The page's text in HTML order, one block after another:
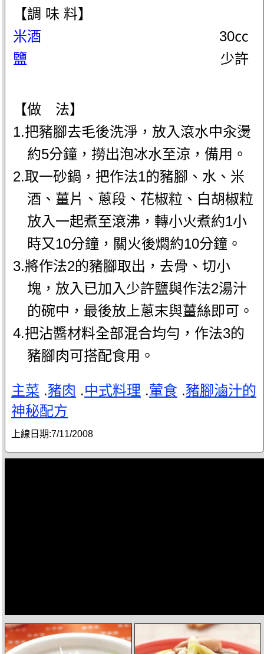
【調 味 料】
米酒
30㏄
鹽
少許
【做 法】
1.把豬腳去毛後洗淨，放入滾水中汆燙
約5分鐘，撈出泡冰水至涼，備用。
2.取一砂鍋，把作法1的豬腳、水、米
酒、薑片、蔥段、花椒粒、白胡椒粒
放入一起煮至滾沸，轉小火煮約1小
時又10分鐘，關火後燜約10分鐘。
3.將作法2的豬腳取出，去骨、切小
塊，放入已加入少許鹽與作法2湯汁
的碗中，最後放上蔥末與薑絲即可。
4.把沾醬材料全部混合均勻，作法3的
豬腳肉可搭配食用。
主菜 .豬肉 .中式料理 .葷食 .豬腳滷汁的
神秘配方
上線日期:7/11/2008